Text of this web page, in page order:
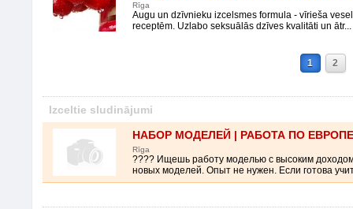
Rīga
Augu un dzīvnieku izcelsmes formula - vīrieša
receptēm. Uzlabo seksuālās dzīves kvalitāti un ātr...
1 2
Izceltie sludinājumi
НАБОР МОДЕЛЕЙ | РАБОТА ПО ЕВРОПЕ
Rīga
???? Ищешь работу моделью с высоким
новых моделей. Опыт не нужен. Если готова